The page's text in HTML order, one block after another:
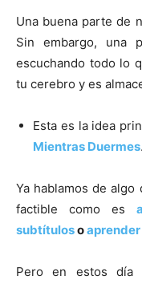
Una buena parte de
Sin embargo, una
escuchando todo lo
tu cerebro y es
Esta es la idea
Mientras Duermes.
Ya hablamos de
factible como es
subtítulosoaprender
Pero en estos día